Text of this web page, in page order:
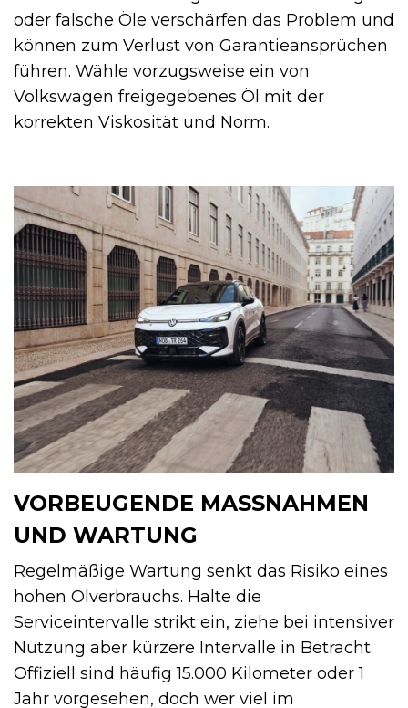
oder falsche Öle verschärfen das Problem und
können zum Verlust von Garantieansprüchen
führen. Wähle vorzugsweise ein von
Volkswagen freigegebenes Öl mit der
korrekten Viskosität und Norm.
VORBEUGENDE MASSNAHMEN U
ND WARTUNG
Regelmäßige Wartung senkt das Risiko eines
hohen Ölverbrauchs. Halte die
Serviceintervalle strikt ein, ziehe bei intensiver
Nutzung aber kürzere Intervalle in Betracht.
Offiziell sind häufig 15.000 Kilometer oder 1
Jahr vorgesehen, doch wer viel im